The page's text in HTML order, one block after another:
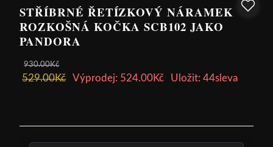
STŘÍBRNÉ ŘETÍZKOVÝ NÁRAMEK
ROZKOŠNÁ KOČKA SCB102 JAKO
PANDORA
930.00Kč
529.00Kč Výprodej: 524.00Kč Uložit: 44sleva